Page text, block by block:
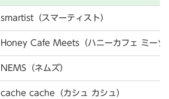
smartist（スマーティスト）
Honey Cafe Meets（ハニーカフェ ミーツ
NEMS（ネムズ）
cache cache（カシュ カシュ）